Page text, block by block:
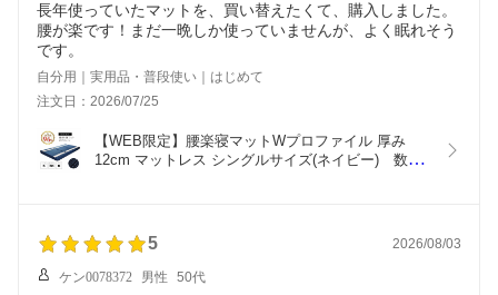
長年使っていたマットを、買い替えたくて、購入しました。
腰が楽です！まだ一晩しか使っていませんが、よく眠れそう
です。
自分用｜実用品・普段使い｜はじめて
注文日：2026/07/25
【WEB限定】腰楽寝マットWプロファイル 厚み
12cm マットレス シングルサイズ(ネイビー)　数量
5 2026/08/03
ケン0078372 男性 50代